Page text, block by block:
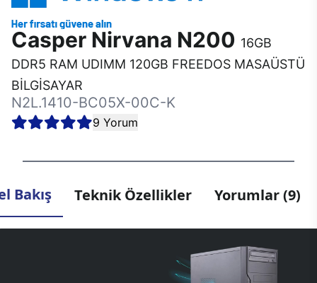
Casper Nirvana N200 16GB
DDR5 RAM UDIMM 120GB FREEDOS MASAÜSTÜ
BİLGİSAYAR
N2L.1410-BC05X-00C-K
9 Yorum
Bakış Teknik Özellikler Yorumlar (9)